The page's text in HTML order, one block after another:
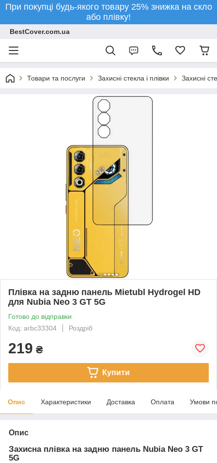
При покупці будь-якого товару 25% знижка на скло
або плівку!
BestCover.com.ua
Товари та послуги Захисні стекла і плівки Захисні
Плівка на задню панель Mietubl Hydrogel HD
для Nubia Neo 3 GT 5G
Готово до відправки
Код: arbc33304
Роздріб
219 ₴
Купити
Опис Характеристики Доставка Оплата Умови
Опис
Захисна плівка на задню панель Nubia Neo 3 GT
5G